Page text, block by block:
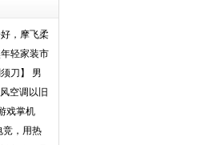
，摩飞柔
轻家装市
刀】 男
空调以旧
戏掌机
竞，用热